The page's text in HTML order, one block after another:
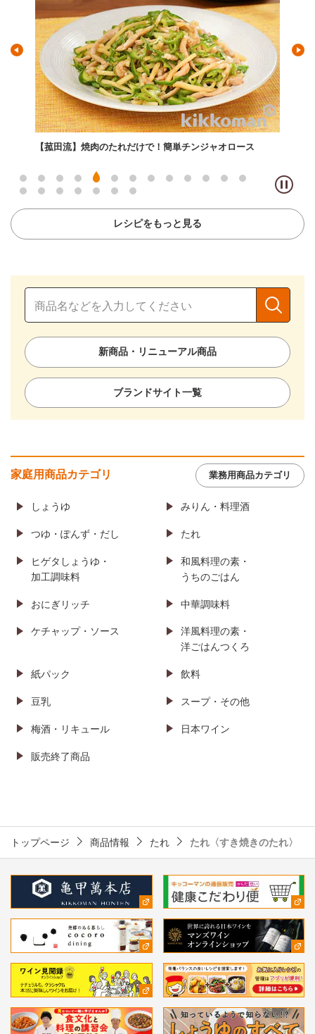
【菰田流】焼肉のたれだけで！簡単チンジャオロース
レシピをもっと見る
新商品・リニューアル商品
ブランドサイト一覧
家庭用商品カテゴリ 業務用商品カテゴリ
しょうゆ みりん・料理酒
つゆ・ぽんず・だし たれ
ヒゲタしょうゆ・
加工調味料
和風料理の素・
うちのごはん
おにぎリッチ 中華調味料
ケチャップ・ソース
洋風料理の素・
洋ごはんつくろ
紙パック 飲料
豆乳 スープ・その他
梅酒・リキュール 日本ワイン
販売終了商品
トップページ 商品情報 たれ たれ〈すき焼きのたれ〉